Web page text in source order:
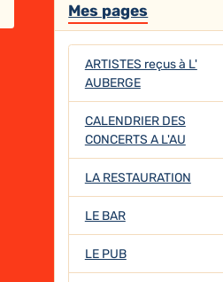
Mes pages
ARTISTES reçus à L'
AUBERGE
CALENDRIER DES
CONCERTS A L'AU
LA RESTAURATION
LE BAR
LE PUB